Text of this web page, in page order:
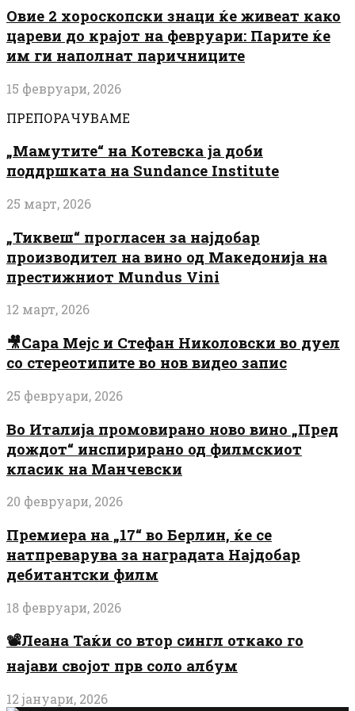
Овие 2 хороскопски знаци ќе живеат како
цареви до крајот на февруари: Парите ќе
им ги наполнат паричниците
15 февруари, 2026
ПРЕПОРАЧУВАМЕ
„Мамутите“ на Котевска ја доби
поддршката на Sundance Institute
25 март, 2026
„Тиквеш“ прогласен за најдобар
производител на вино од Македонија на
престижниот Mundus Vini
12 март, 2026
🎥Сара Мејс и Стефан Николовски во дуел
со стереотипите во нов видео запис
25 февруари, 2026
Во Италија промовирано ново вино „Пред
дождот“ инспирирано од филмскиот
класик на Манчевски
20 февруари, 2026
Премиера на „17“ во Берлин, ќе се
натпреварува за наградата Најдобар
дебитантски филм
18 февруари, 2026
📽️Леана Таќи со втор сингл откако го
најави својот прв соло албум
12 јануари, 2026